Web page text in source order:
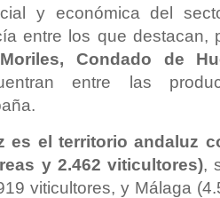
y económica del
entre los que
Condado de
entre las
es el territorio andaluz
y 2.462 viticultores),
viticultores, y Málaga